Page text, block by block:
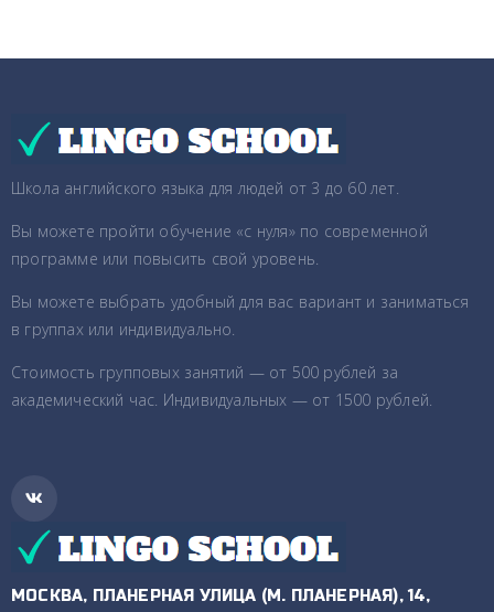
Школа английского языка для людей от 3 до 60 лет.
Вы можете пройти обучение «с нуля» по современной
программе или повысить свой уровень.
Вы можете выбрать удобный для вас вариант и заниматься
в группах или индивидуально.
Стоимость групповых занятий — от 500 рублей за
академический час. Индивидуальных — от 1500 рублей.
МОСКВА, ПЛАНЕРНАЯ УЛИЦА (М. ПЛАНЕРНАЯ), 14,